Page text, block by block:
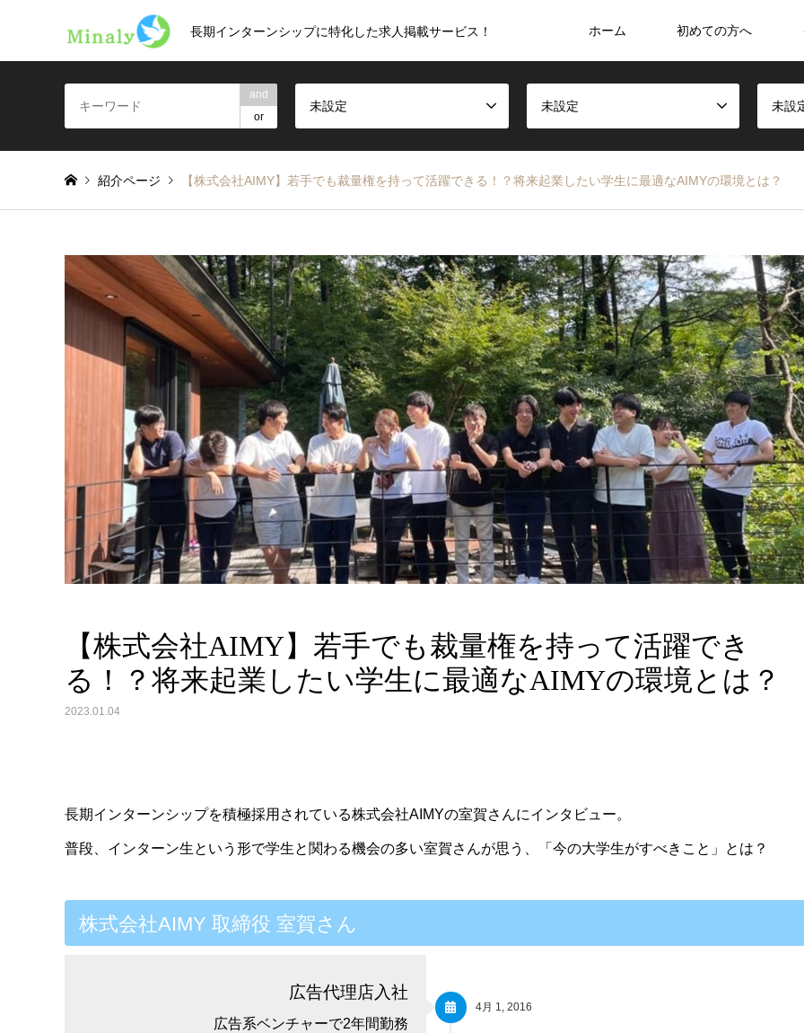
長期インターンシップに特化した求人掲載サービス！ ホーム 初めての方へ
and
or
未設定 未設定 未設
紹介ページ 【株式会社AIMY】若手でも裁量権を持って活躍できる！？将来起業したい学生に最適なAIMYの環境とは？
【株式会社AIMY】若手でも裁量権を持って活躍でき
る！？将来起業したい学生に最適なAIMYの環境とは？
2023.01.04
長期インターンシップを積極採用されている株式会社AIMYの室賀さんにインタビュー。
普段、インターン生という形で学生と関わる機会の多い室賀さんが思う、「今の大学生がすべきこと」とは？
株式会社AIMY 取締役 室賀さん
広告代理店入社
広告系ベンチャーで2年間勤務
4月 1, 2016